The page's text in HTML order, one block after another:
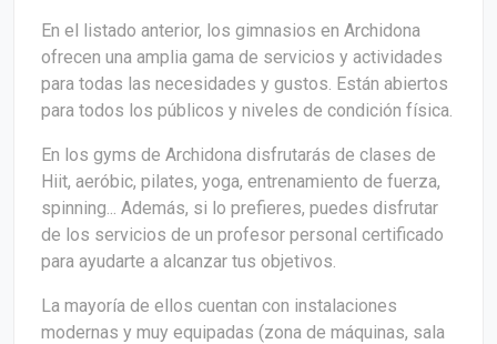
En el listado anterior, los gimnasios en Archidona
ofrecen una amplia gama de servicios y actividades
para todas las necesidades y gustos. Están abiertos
para todos los públicos y niveles de condición física.
En los gyms de Archidona disfrutarás de clases de
Hiit, aeróbic, pilates, yoga, entrenamiento de fuerza,
spinning... Además, si lo prefieres, puedes disfrutar
de los servicios de un profesor personal certificado
para ayudarte a alcanzar tus objetivos.
La mayoría de ellos cuentan con instalaciones
modernas y muy equipadas (zona de máquinas, sala